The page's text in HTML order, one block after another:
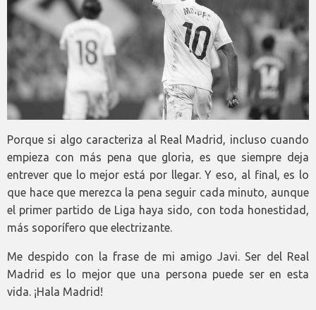
Porque si algo caracteriza al Real Madrid, incluso cuando
empieza con más pena que gloria, es que siempre deja
entrever que lo mejor está por llegar. Y eso, al final, es lo
que hace que merezca la pena seguir cada minuto, aunque
el primer partido de Liga haya sido, con toda honestidad,
más soporífero que electrizante.
Me despido con la frase de mi amigo Javi. Ser del Real
Madrid es lo mejor que una persona puede ser en esta
vida. ¡Hala Madrid!